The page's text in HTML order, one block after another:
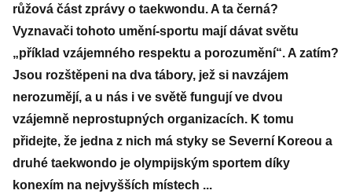
růžová část zprávy o taekwondu. A ta černá?
Vyznavači tohoto umění-sportu mají dávat světu
„příklad vzájemného respektu a porozumění“. A zatím?
Jsou rozštěpeni na dva tábory, jež si navzájem
nerozumějí, a u nás i ve světě fungují ve dvou
vzájemně neprostupných organizacích. K tomu
přidejte, že jedna z nich má styky se Severní Koreou a
druhé taekwondo je olympijským sportem díky
konexím na nejvyšších místech ...